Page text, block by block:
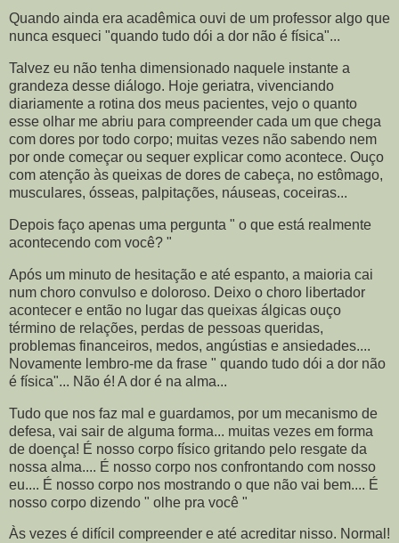
Quando ainda era acadêmica ouvi de um professor algo que
nunca esqueci "quando tudo dói a dor não é física"...
Talvez eu não tenha dimensionado naquele instante a
grandeza desse diálogo. Hoje geriatra, vivenciando
diariamente a rotina dos meus pacientes, vejo o quanto
esse olhar me abriu para compreender cada um que chega
com dores por todo corpo; muitas vezes não sabendo nem
por onde começar ou sequer explicar como acontece. Ouço
com atenção às queixas de dores de cabeça, no estômago,
musculares, ósseas, palpitações, náuseas, coceiras...
Depois faço apenas uma pergunta " o que está realmente
acontecendo com você? "
Após um minuto de hesitação e até espanto, a maioria cai
num choro convulso e doloroso. Deixo o choro libertador
acontecer e então no lugar das queixas álgicas ouço
término de relações, perdas de pessoas queridas,
problemas financeiros, medos, angústias e ansiedades....
Novamente lembro-me da frase " quando tudo dói a dor não
é física"... Não é! A dor é na alma...
Tudo que nos faz mal e guardamos, por um mecanismo de
defesa, vai sair de alguma forma... muitas vezes em forma
de doença! É nosso corpo físico gritando pelo resgate da
nossa alma.... É nosso corpo nos confrontando com nosso
eu.... É nosso corpo nos mostrando o que não vai bem.... É
nosso corpo dizendo " olhe pra você "
Às vezes é difícil compreender e até acreditar nisso. Normal!